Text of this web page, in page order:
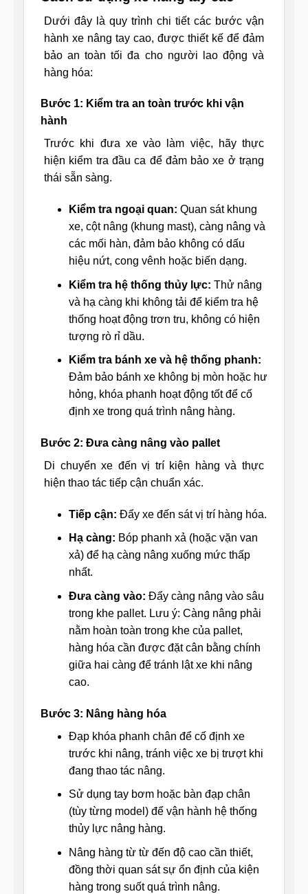
Dưới đây là quy trình chi tiết các bước vận
hành xe nâng tay cao, được thiết kế để đảm
bảo an toàn tối đa cho người lao động và
hàng hóa:
Bước 1: Kiểm tra an toàn trước khi vận
hành
Trước khi đưa xe vào làm việc, hãy thực
hiện kiểm tra đầu ca để đảm bảo xe ở trạng
thái sẵn sàng.
Kiểm tra ngoại quan: Quan sát khung
xe, cột nâng (khung mast), càng nâng và
các mối hàn, đảm bảo không có dấu
hiệu nứt, cong vênh hoặc biến dạng.
Kiểm tra hệ thống thủy lực: Thử nâng
và hạ càng khi không tải để kiểm tra hệ
thống hoạt động trơn tru, không có hiện
tượng rò rỉ dầu.
Kiểm tra bánh xe và hệ thống phanh:
Đảm bảo bánh xe không bị mòn hoặc hư
hỏng, khóa phanh hoạt động tốt để cố
định xe trong quá trình nâng hàng.
Bước 2: Đưa càng nâng vào pallet
Di chuyển xe đến vị trí kiện hàng và thực
hiện thao tác tiếp cận chuẩn xác.
Tiếp cận: Đẩy xe đến sát vị trí hàng hóa.
Hạ càng: Bóp phanh xả (hoặc vặn van
xả) để hạ càng nâng xuống mức thấp
nhất.
Đưa càng vào: Đẩy càng nâng vào sâu
trong khe pallet. Lưu ý: Càng nâng phải
nằm hoàn toàn trong khe của pallet,
hàng hóa cần được đặt cân bằng chính
giữa hai càng để tránh lật xe khi nâng
cao.
Bước 3: Nâng hàng hóa
Đạp khóa phanh chân để cố định xe
trước khi nâng, tránh việc xe bị trượt khi
đang thao tác nâng.
Sử dụng tay bơm hoặc bàn đạp chân
(tùy từng model) để vận hành hệ thống
thủy lực nâng hàng.
Nâng hàng từ từ đến độ cao cần thiết,
đồng thời quan sát sự ổn định của kiện
hàng trong suốt quá trình nâng.